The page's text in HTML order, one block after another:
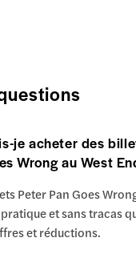
je acheter des
Wrong au West
Peter Pan Goes
et sans tracas
et réductions.